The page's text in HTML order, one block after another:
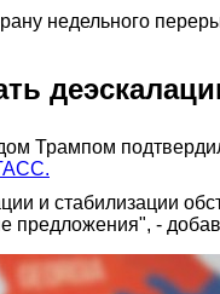
недельного
подтвердил
и стабилизации
предложения", -